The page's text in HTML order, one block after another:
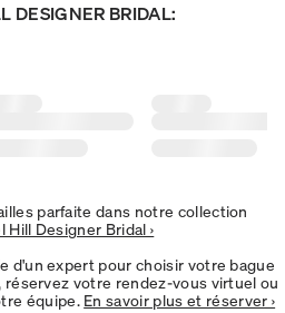
DESIGNER BRIDAL:
parfaite dans notre collection
Hill Designer Bridal ›
d'un expert pour choisir votre bague
réservez votre rendez-vous virtuel ou
équipe. En savoir plus et réserver ›